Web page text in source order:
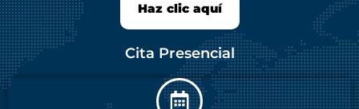
Haz clic aquí
Cita Presencial